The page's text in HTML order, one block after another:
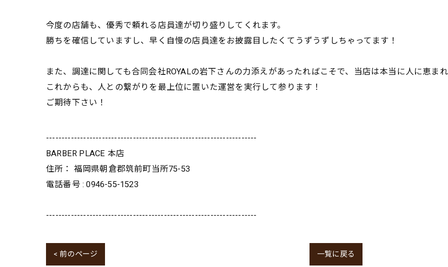
今度の店舗も、優秀で頼れる店員達が切り盛りしてくれます。
勝ちを確信していますし、早く自慢の店員達をお披露目したくてうずうずしちゃってます！
また、調達に関しても合同会社ROYALの岩下さんの力添えがあったればこそで、当店は本当に人に恵ま
これからも、人との繋がりを最上位に置いた運営を実行して参ります！
ご期待下さい！
--------------------------------------------------------------------
BARBER PLACE 本店
住所： 福岡県朝倉郡筑前町当所75-53
電話番号 :0946-55-1523
--------------------------------------------------------------------
< 前のページ 一覧に戻る